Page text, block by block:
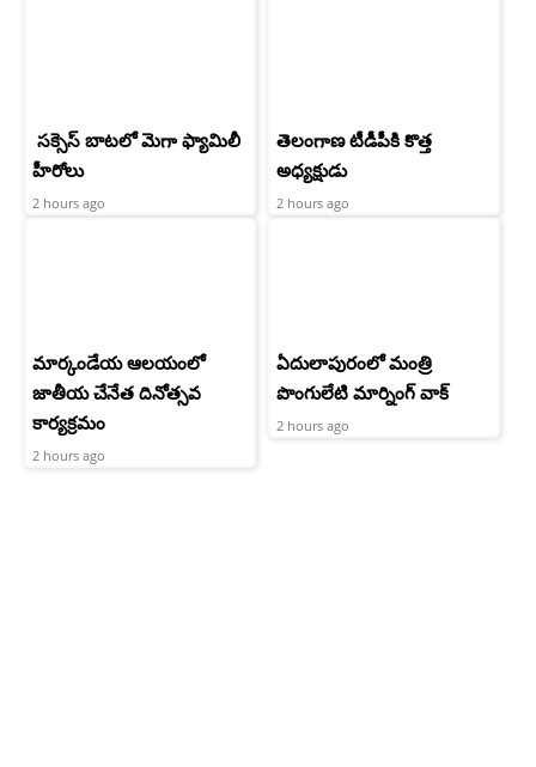
సక్సెస్ బాటలో మెగా ఫ్యామిలీ
హీరోలు
2 hours ago
తెలంగాణ టీడీపీకి కొత్త
అధ్యక్షుడు
2 hours ago
మార్కండేయ ఆలయంలో
జాతీయ చేనేత దినోత్సవ
కార్యక్రమం
2 hours ago
ఏదులాపురంలో మంత్రి
పొంగులేటి మార్నింగ్ వాక్
2 hours ago